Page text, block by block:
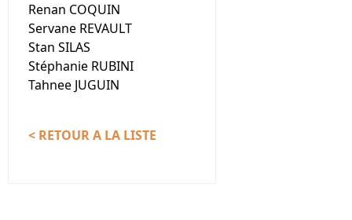
Renan COQUIN
Servane REVAULT
Stan SILAS
Stéphanie RUBINI
Tahnee JUGUIN
< RETOUR A LA LISTE